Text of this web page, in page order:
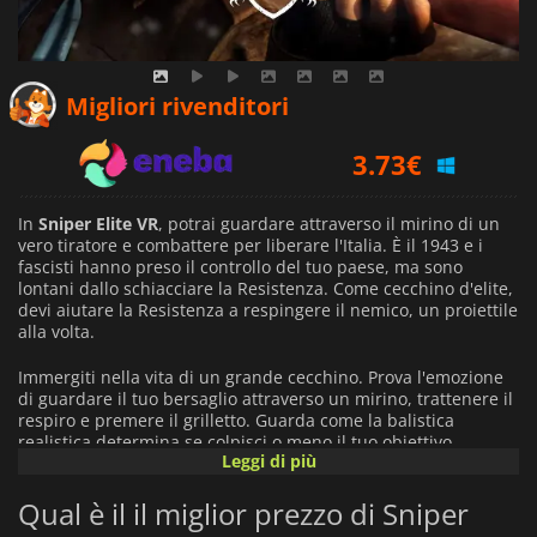
Migliori rivenditori
3.73€
3.89€
In Sniper Elite VR, potrai guardare attraverso il mirino di un
vero tiratore e combattere per liberare l'Italia. È il 1943 e i
fascisti hanno preso il controllo del tuo paese, ma sono
lontani dallo schiacciare la Resistenza. Come cecchino d'elite,
devi aiutare la Resistenza a respingere il nemico, un proiettile
alla volta.
Immergiti nella vita di un grande cecchino. Prova l'emozione
di guardare il tuo bersaglio attraverso un mirino, trattenere il
respiro e premere il grilletto. Guarda come la balistica
realistica determina se colpisci o meno il tuo obiettivo.
Supera il tuo nemico usando vari trucchi e distrazioni per
trovare la perfetta postazione da cecchino. Impugna
Leggi di più
Qual è il il miglior prezzo di Sniper